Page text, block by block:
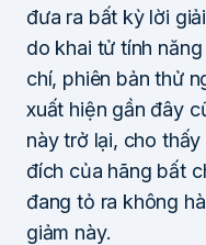
đưa ra bất kỳ lời
do khai tử tính
chí, phiên bản thử
xuất hiện gần đây
này trở lại, cho
đích của hãng bất
đang tỏ ra không
giảm này.